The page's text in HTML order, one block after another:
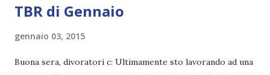
TBR di Gennaio
gennaio 03, 2015
Buona sera, divoratori c: Ultimamente sto lavorando ad una